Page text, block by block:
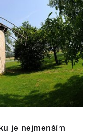
je nejmenším